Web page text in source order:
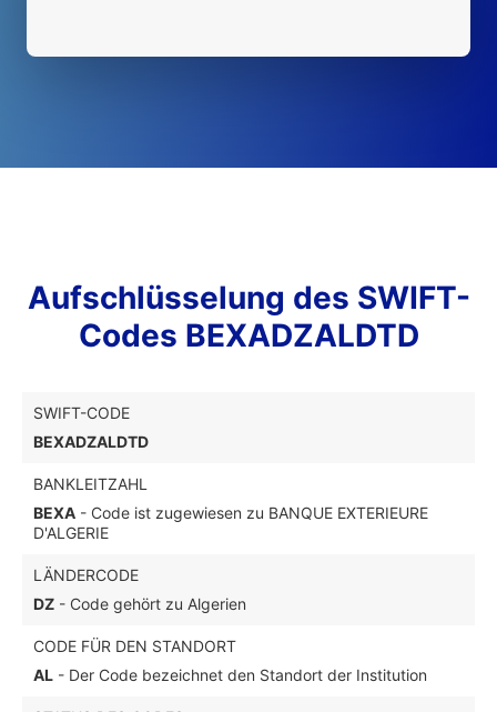
Aufschlüsselung des SWIFT-
Codes BEXADZALDTD
SWIFT-CODE
BEXADZALDTD
BANKLEITZAHL
BEXA - Code ist zugewiesen zu BANQUE EXTERIEURE
D'ALGERIE
LÄNDERCODE
DZ - Code gehört zu Algerien
CODE FÜR DEN STANDORT
AL - Der Code bezeichnet den Standort der Institution